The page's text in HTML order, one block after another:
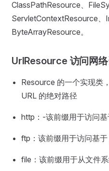
ClassPathResource、
ServletContextResource、
ByteArrayResource。
UrlResource 访问网
Resource 的一个实现类
URL 的绝对路径
http：-该前缀用于访问
ftp：该前缀用于访问基
file：该前缀用于从文件